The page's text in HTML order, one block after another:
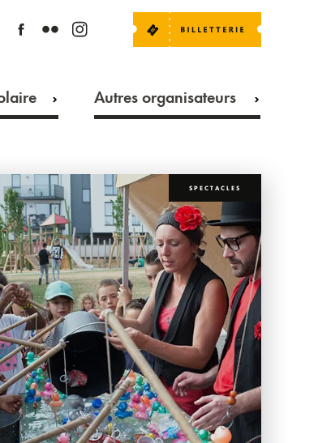
Autres organisateurs
SPECTACLES